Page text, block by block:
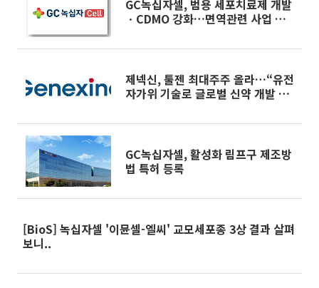
GC녹십자셀, 범용 세포치료제 개발
ㆍCDMO 강화…면역관련 사업 다
제넥신, 툴젠 최대주주 올라…“유전
자가위 기술로 글로벌 신약 개발 박
GC녹십자셀, 활성화 림프구 제조방
법 특허 등록
[BioS] 녹십자셀 '이뮨셀-엘씨' 교모세포종 3상 결과 살펴
보니..